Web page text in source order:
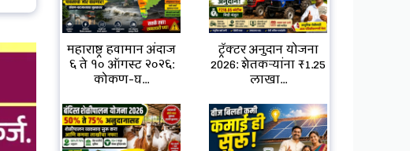
महाराष्ट्र हवामान अंदाज
६ ते १० ऑगस्ट २०२६:
कोकण-घ...
ट्रॅक्टर अनुदान योजना
2026: शेतकऱ्यांना ₹1.25
लाखा...